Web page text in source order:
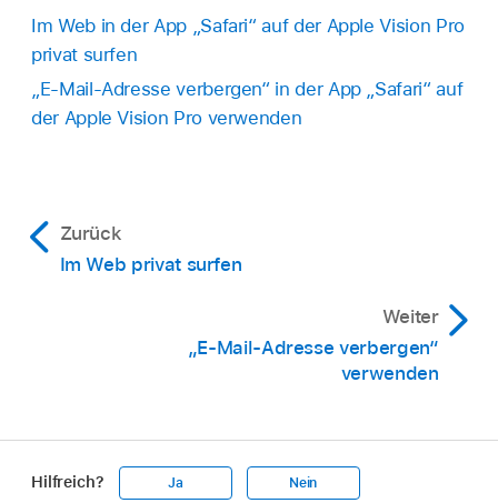
Im Web in der App „Safari“ auf der Apple Vision Pro
privat surfen
„E-Mail-Adresse verbergen“ in der App „Safari“ auf
der Apple Vision Pro verwenden
Zurück
Im Web privat surfen
Weiter
„E-Mail-Adresse verbergen“
verwenden
Hilfreich? Ja Nein